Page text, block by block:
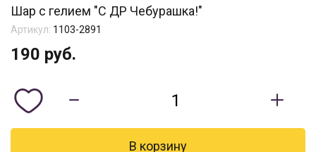
Шар с гелием "С ДР Чебурашка!"
Артикул: 1103-2891
190 руб.